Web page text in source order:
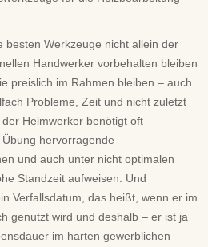
besten Werkzeuge nicht allein der
Handwerker vorbehalten bleiben
preislich im Rahmen bleiben – auch
Probleme, Zeit und nicht zuletzt
Heimwerker benötigt oft
hervorragende
und auch unter nicht optimalen
Standzeit aufweisen. Und
Verfallsdatum, das heißt, wenn er im
genutzt wird und deshalb – er ist ja
im harten gewerblichen